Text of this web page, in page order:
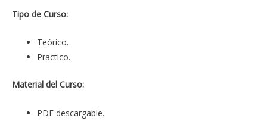
Tipo de Curso:
Teórico.
Practico.
Material del Curso:
PDF descargable.